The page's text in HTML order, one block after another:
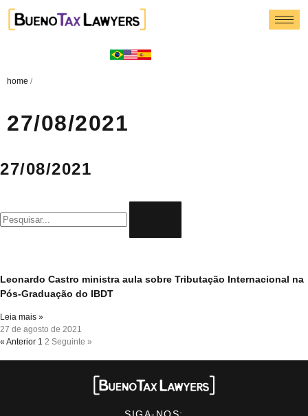
home /
27/08/2021
27/08/2021
Leonardo Castro ministra aula sobre Tributação Internacional na
Pós-Graduação do IBDT
Leia mais »
27 de agosto de 2021
« Anterior 1 2 Seguinte »